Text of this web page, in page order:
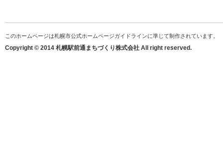
このホームページは札幌市公式ホームページガイドラインに準じて制作されています。
Copyright © 2014 札幌駅前通まちづくり株式会社 All right reserved.